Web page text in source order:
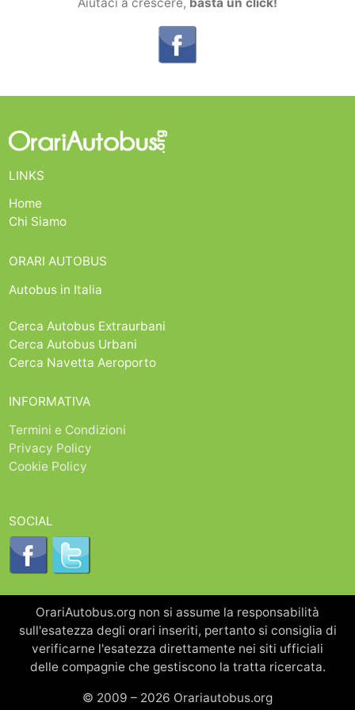
Aiutaci a crescere, basta un click!
LINKS
Home
Chi Siamo
ORARI AUTOBUS
Autobus in Italia
Cerca Autobus Extraurbani
Cerca Autobus Urbani
Cerca Navetta Aeroporto
INFORMATIVA
Termini e Condizioni
Privacy Policy
Cookie Policy
SOCIAL
OrariAutobus.org non si assume la responsabilità
sull'esatezza degli orari inseriti, pertanto si consiglia di
verificarne l'esatezza direttamente nei siti ufficiali
delle compagnie che gestiscono la tratta ricercata.
© 2009 – 2026 Orariautobus.org